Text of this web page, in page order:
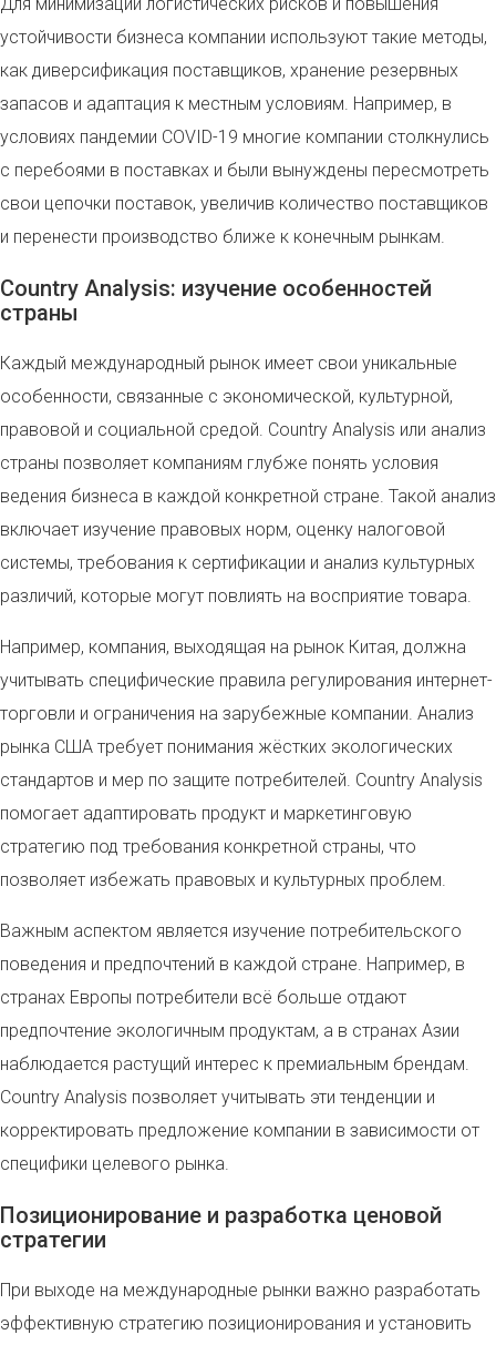
устойчивости бизнеса компании используют такие методы,
как диверсификация поставщиков, хранение резервных
запасов и адаптация к местным условиям. Например, в
условиях пандемии COVID-19 многие компании столкнулись
с перебоями в поставках и были вынуждены пересмотреть
свои цепочки поставок, увеличив количество поставщиков
и перенести производство ближе к конечным рынкам.
Country Analysis: изучение особенностей
страны
Каждый международный рынок имеет свои уникальные
особенности, связанные с экономической, культурной,
правовой и социальной средой. Country Analysis или анализ
страны позволяет компаниям глубже понять условия
ведения бизнеса в каждой конкретной стране. Такой анализ
включает изучение правовых норм, оценку налоговой
системы, требования к сертификации и анализ культурных
различий, которые могут повлиять на восприятие товара.
Например, компания, выходящая на рынок Китая, должна
учитывать специфические правила регулирования интернет-
торговли и ограничения на зарубежные компании. Анализ
рынка США требует понимания жёстких экологических
стандартов и мер по защите потребителей. Country Analysis
помогает адаптировать продукт и маркетинговую
стратегию под требования конкретной страны, что
позволяет избежать правовых и культурных проблем.
Важным аспектом является изучение потребительского
поведения и предпочтений в каждой стране. Например, в
странах Европы потребители всё больше отдают
предпочтение экологичным продуктам, а в странах Азии
наблюдается растущий интерес к премиальным брендам.
Country Analysis позволяет учитывать эти тенденции и
корректировать предложение компании в зависимости от
специфики целевого рынка.
Позиционирование и разработка ценовой
стратегии
При выходе на международные рынки важно разработать
эффективную стратегию позиционирования и установить